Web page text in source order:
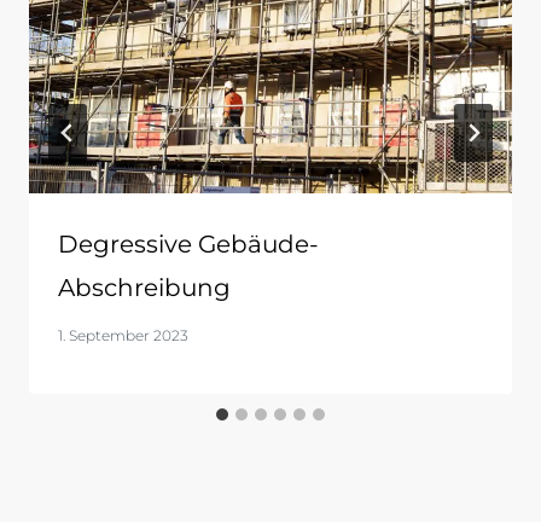
Degressive Gebäude-
Abschreibung
1. September 2023